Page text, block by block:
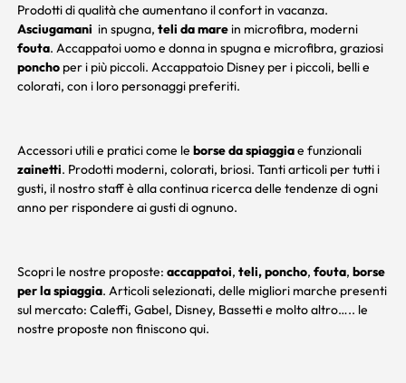
Prodotti di qualità che aumentano il confort in vacanza.
Asciugamani in spugna, teli da marein microfibra, moderni
fouta. Accappatoi uomo e donna in spugna e microfibra, graziosi
poncho per i più piccoli. Accappatoio Disney per i piccoli, belli e
colorati, con i loro personaggi preferiti.
Accessori utili e pratici come le borse da spiaggiae funzionali
zainetti. Prodotti moderni, colorati, briosi. Tanti articoli per tutti i
gusti, il nostro staff è alla continua ricerca delle tendenze di ogni
anno per rispondere ai gusti di ognuno.
Scopri le nostre proposte: accappatoi, teli,poncho, fouta, borse
per la spiaggia. Articoli selezionati, delle migliori marche presenti
sul mercato: Caleffi, Gabel, Disney, Bassettie molto altro….. le
nostre proposte non finiscono qui.